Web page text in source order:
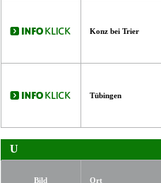
Konz bei Trier
Tübingen
U
Bild Ort